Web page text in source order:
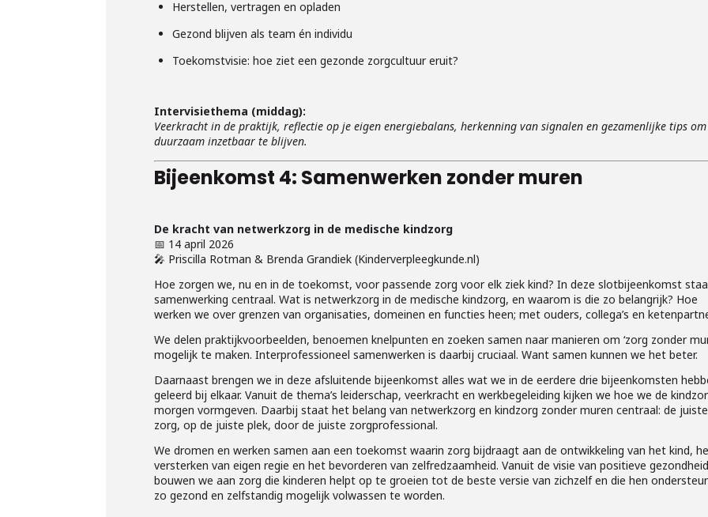
Herstellen, vertragen en opladen
Gezond blijven als team én individu
Toekomstvisie: hoe ziet een gezonde zorgcultuur eruit?
Intervisiethema (middag):
Veerkracht in de praktijk, reflectie op je eigen energiebalans, herkenning van signalen en gezamenlijke tips om
duurzaam inzetbaar te blijven.
Bijeenkomst 4: Samenwerken zonder muren
De kracht van netwerkzorg in de medische kindzorg
📅 14 april 2026
🎤 Priscilla Rotman & Brenda Grandiek (Kinderverpleegkunde.nl)
Hoe zorgen we, nu en in de toekomst, voor passende zorg voor elk ziek kind? In deze slotbijeenkomst
samenwerking centraal. Wat is netwerkzorg in de medische kindzorg, en waarom is die zo belangrijk? Hoe
werken we over grenzen van organisaties, domeinen en functies heen; met ouders, collega’s en
We delen praktijkvoorbeelden, benoemen knelpunten en zoeken samen naar manieren om ‘zorg zonder
mogelijk te maken. Interprofessioneel samenwerken is daarbij cruciaal. Want samen kunnen we het beter.
Daarnaast brengen we in deze afsluitende bijeenkomst alles wat we in de eerdere drie bijeenkomsten
geleerd bij elkaar. Vanuit de thema’s leiderschap, veerkracht en werkbegeleiding kijken we hoe we de
morgen vormgeven. Daarbij staat het belang van netwerkzorg en kindzorg zonder muren centraal: de juiste
zorg, op de juiste plek, door de juiste zorgprofessional.
We dromen en werken samen aan een toekomst waarin zorg bijdraagt aan de ontwikkeling van het kind,
versterken van eigen regie en het bevorderen van zelfredzaamheid. Vanuit de visie van positieve
bouwen we aan zorg die kinderen helpt op te groeien tot de beste versie van zichzelf en die hen
zo gezond en zelfstandig mogelijk volwassen te worden.